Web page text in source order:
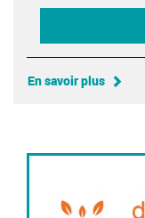
En savoir plus